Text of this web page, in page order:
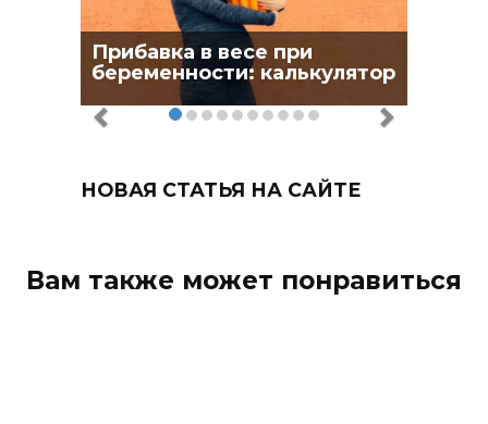
Прибавка в весе при
беременности: калькулятор
НОВАЯ СТАТЬЯ НА САЙТЕ
Вам также может понравиться